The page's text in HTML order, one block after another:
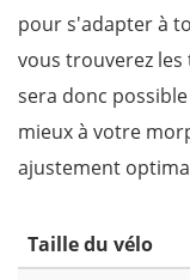
pour s'adapter à
vous trouverez les
sera donc
mieux à votre
ajustement
Taille du vélo